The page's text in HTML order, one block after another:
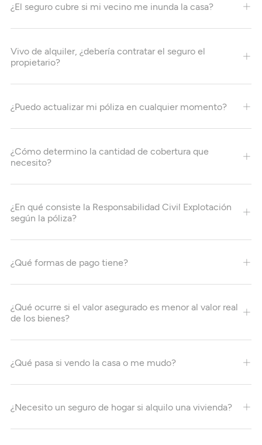
¿El seguro cubre si mi vecino me inunda la casa?
Vivo de alquiler, ¿debería contratar el seguro el
propietario?
¿Puedo actualizar mi póliza en cualquier momento?
¿Cómo determino la cantidad de cobertura que
necesito?
¿En qué consiste la Responsabilidad Civil Explotación
según la póliza?
¿Qué formas de pago tiene?
¿Qué ocurre si el valor asegurado es menor al valor real
de los bienes?
¿Qué pasa si vendo la casa o me mudo?
¿Necesito un seguro de hogar si alquilo una vivienda?